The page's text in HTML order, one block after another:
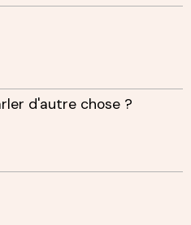
d'autre chose ?